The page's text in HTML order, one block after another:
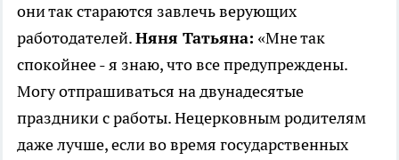
они так стараются завлечь верующих
работодателей.Няня Татьяна: «Мне так
спокойнее - я знаю, что все предупреждены.
Могу отпрашиваться на двунадесятые
праздники с работы. Нецерковным родителям
даже лучше, если во время государственных